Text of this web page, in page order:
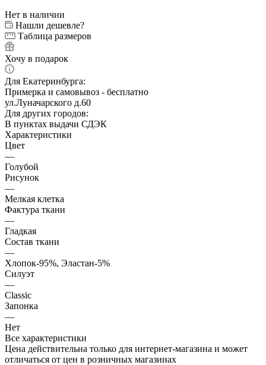
Нет в наличии
Нашли дешевле?
Таблица размеров
Хочу в подарок
Для Екатеринбурга:
Примерка и самовывоз - бесплатно
ул.Луначарского д.60
Для других городов:
В пунктах выдачи СДЭК
Характеристики
Цвет
—
Голубой
Рисунок
—
Мелкая клетка
Фактура ткани
—
Гладкая
Состав ткани
—
Хлопок-95%, Эластан-5%
Силуэт
—
Classic
Запонка
—
Нет
Все характеристики
Цена действительна только для интернет-магазина и может
отличаться от цен в розничных магазинах